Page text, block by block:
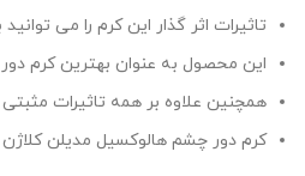
تاثیرات اثر گذار این کرم را می توانید بعد از 2 ماه
این محصول به عنوان بهترین کرم
همچنین علاوه بر همه تاثیرات
کرم دور چشم هالوکسیل مدیلن